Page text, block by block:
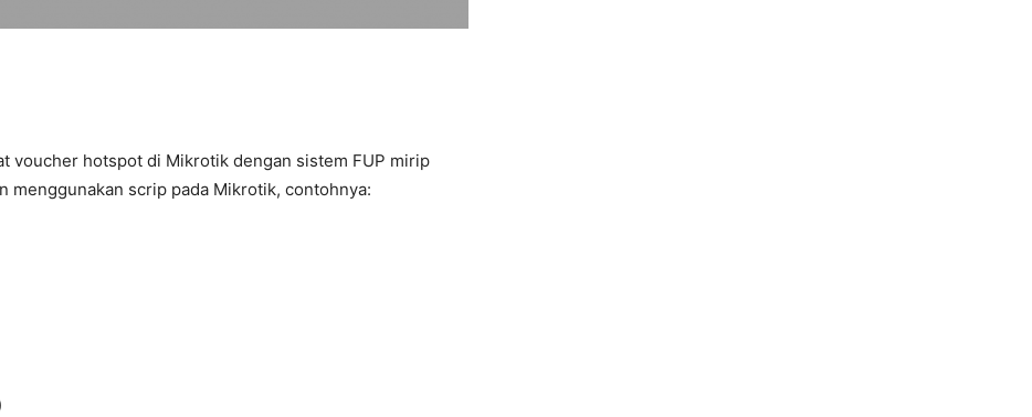
voucher hotspot di Mikrotik dengan sistem FUP mirip
menggunakan scrip pada Mikrotik, contohnya: